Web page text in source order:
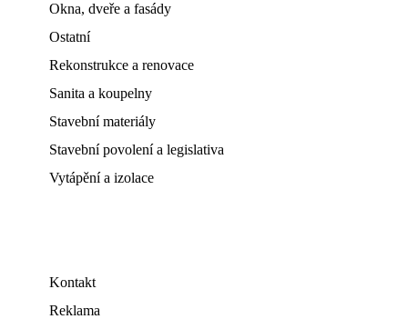
Okna, dveře a fasády
Ostatní
Rekonstrukce a renovace
Sanita a koupelny
Stavební materiály
Stavební povolení a legislativa
Vytápění a izolace
Kontakt
Reklama